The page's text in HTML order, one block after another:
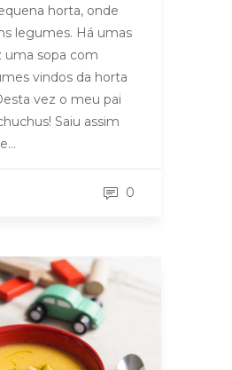
horta, onde
legumes. Há umas
uma sopa com
vindos da horta
vez o meu pai
Saiu assim
0